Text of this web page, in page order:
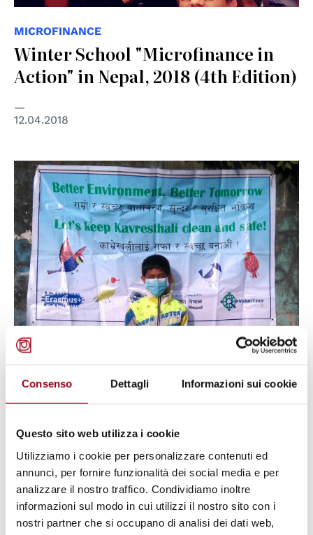
Consenso Dettagli Informazioni sui cookie
Questo sito web utilizza i cookie
Utilizziamo i cookie per personalizzare contenuti ed
annunci, per fornire funzionalità dei social media e per
analizzare il nostro traffico. Condividiamo inoltre
informazioni sul modo in cui utilizzi il nostro sito con i
nostri partner che si occupano di analisi dei dati web,
MICROFINANCE
Winter School "Microfinance in
Action" in Nepal, 2018 (4th Edition)
12.04.2018
ENVIRONMENT
Photo Exhibition "VolunTour:
Better Environment – Better
Tomorrow", Centro di Ateneo per i
Diritti Umani, 28 February - 16
March 2018
19.02.2018